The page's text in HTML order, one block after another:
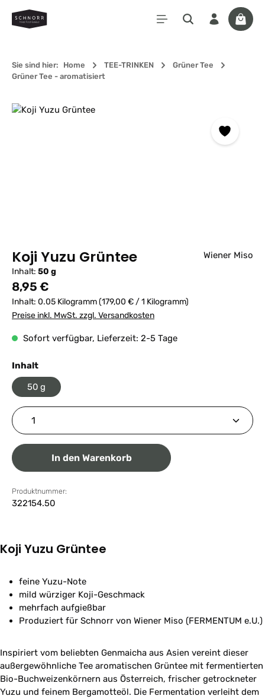
Zum Hauptinhalt springen
Sie sind hier: Home TEE-TRINKEN
Grüner Tee
Grüner Tee - aromatisiert
Bildergalerie überspringen
Koji Yuzu Grüntee
Inhalt: 50 g
Wiener Miso
Regulärer Preis:
8,95 €
Inhalt: 0.05 Kilogramm(179,00 € / 1 Kilogramm)
Preise inkl. MwSt. zzgl. Versandkosten
Sofort verfügbar, Lieferzeit: 2-5 Tage
Inhaltauswählen
50 g
Produkt Anzahl: Gib den gewünschten Wert ein
In den Warenkorb
Produktnummer:
322154.50
Koji Yuzu Grüntee
feine Yuzu-Note
mild würziger Koji-Geschmack
mehrfach aufgießbar
Produziert für Schnorr von Wiener Miso (FERMENTUM e.U.)
Inspiriert vom beliebten Genmaicha aus Asien vereint dieser
außergewöhnliche Tee aromatischen Grüntee mit fermentierten
Bio-Buchweizenkörnern aus Österreich, frischer getrockneter
Yuzu und feinem Bergamotteöl. Die Fermentation verleiht dem